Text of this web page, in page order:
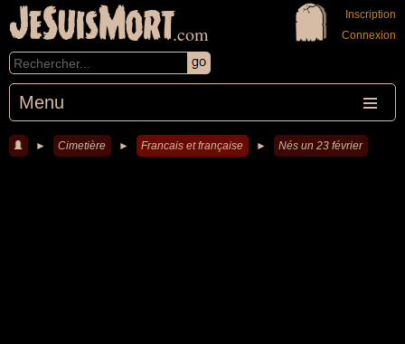
JeSuisMort.com
Menu
Inscription
Connexion
► Cimetière ► Francais et française ► Nés un 23 février